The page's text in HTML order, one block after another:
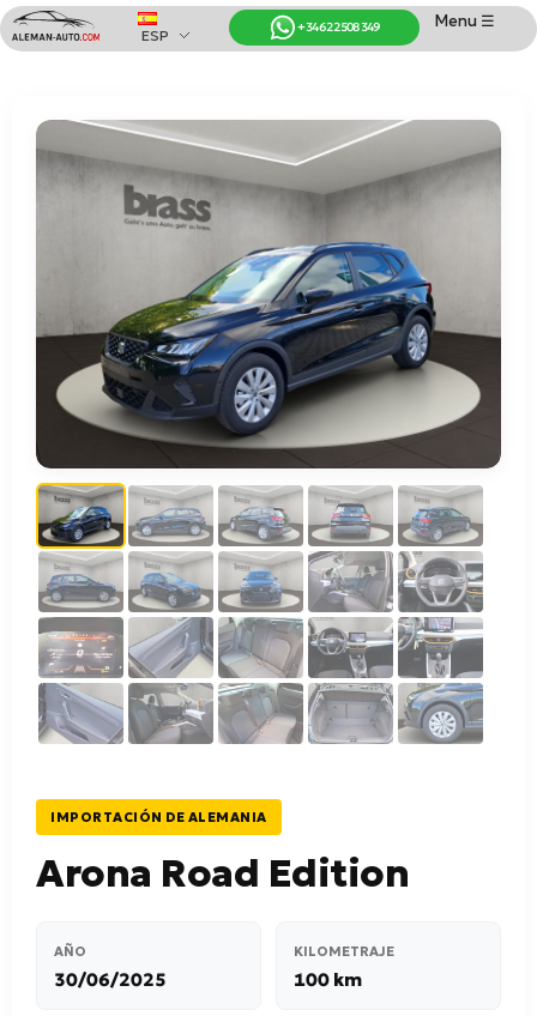
Coches de Alemania
Importación de Coches de Alemania
Menu ☰
+34 622 508 349
ESP
IMPORTACIÓN DE ALEMANIA
Arona Road Edition
AÑO
30/06/2025
KILOMETRAJE
100 km